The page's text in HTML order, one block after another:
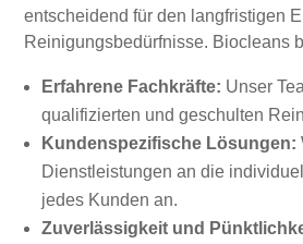
entscheidend für den langfristigen
Reinigungsbedürfnisse. Biocleans
Erfahrene Fachkräfte: Unser
qualifizierten und geschulten
Kundenspezifische Lösungen:
Dienstleistungen an die
jedes Kunden an.
Zuverlässigkeit und